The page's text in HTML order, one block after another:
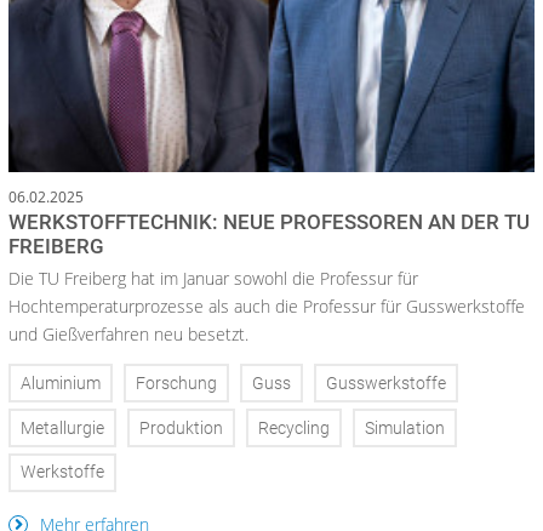
06.02.2025
WERKSTOFFTECHNIK: NEUE PROFESSOREN AN DER TU
FREIBERG
Die TU Freiberg hat im Januar sowohl die Professur für
Hochtemperaturprozesse als auch die Professur für Gusswerkstoffe
und Gießverfahren neu besetzt.
Aluminium Forschung Guss Gusswerkstoffe
Metallurgie Produktion Recycling Simulation
Werkstoffe
Mehr erfahren